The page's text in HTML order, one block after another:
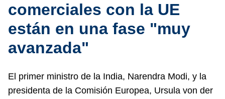
comerciales con la UE
están en una fase "muy
avanzada"
El primer ministro de la India, Narendra Modi, y la
presidenta de la Comisión Europea, Ursula von der